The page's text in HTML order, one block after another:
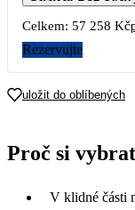
17
25 609
20 509
14 749
Celkem: 57 258 Kč
Rezervujte
uložit do oblíbených
Proč si
V klidné části